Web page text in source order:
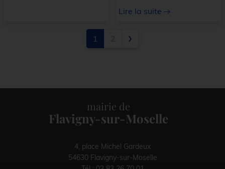
Lire la suite
1 ›
mairie de
Flavigny-sur-Moselle
4, place Michel Gardeux
54630 Flavigny-sur-Moselle